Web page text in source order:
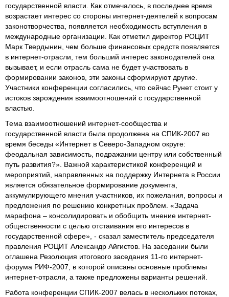
государственной власти. Как отмечалось, в последнее время
возрастает интерес со стороны интернет-деятелей к вопросам
законотворчества, появляется необходимость вступления в
международные организации. Как отметил директор РОЦИТ
Марк Твердынин, чем больше финансовых средств появляется
в интернет-отрасли, тем больший интерес законодателей она
вызывает, и если отрасль сама не будет участвовать в
формировании законов, эти законы сформируют другие.
Участники конференции согласились, что сейчас Рунет стоит у
истоков зарождения взаимоотношений с государственной
властью.
Тема взаимоотношений интернет-сообщества и
государственной власти была продолжена на СПИК-2007 во
время беседы «Интернет в Северо-Западном округе:
феодальная зависимость, подражании центру или собственный
путь развития?». Важной характеристикой конференций и
мероприятий, направленных на поддержку Интернета в России
является обязательное формирование документа,
аккумулирующего мнения участников, их пожелания, вопросы и
предложения по решению конкретных проблем. «Задача
марафона – консолидировать и обобщить мнение интернет-
общественности с целью отстаивания его интересов в
государственной сфере», - сказал заместитель председателя
правления РОЦИТ Александр Айгистов. На заседании были
оглашена Резолюция итогового заседания 11-го интернет-
форума РИФ-2007, в которой описаны основные проблемы
интернет-отрасли, а также предложены варианты решений.
Работа конференции СПИК-2007 велась в нескольких потоках,